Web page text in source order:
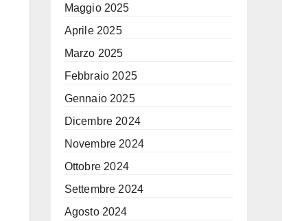
Maggio 2025
Aprile 2025
Marzo 2025
Febbraio 2025
Gennaio 2025
Dicembre 2024
Novembre 2024
Ottobre 2024
Settembre 2024
Agosto 2024